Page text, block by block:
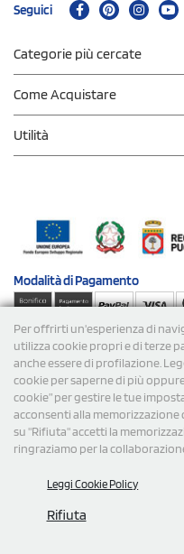
Per offrirti un'esperienza di
utilizza cookie propri e di terze
anche essere di profilazione.
cookie per saperne di più
cookie” per gestire le tue
acconsenti alla
su "Rifiuta" accetti la
ringraziamo per la
Leggi Cookie Policy
Rifiuta
0,00
Seguici
Categorie più cercate
Come Acquistare
Utilità
Modalità diPagamento
Spedizioni
P.Iva/C.F.